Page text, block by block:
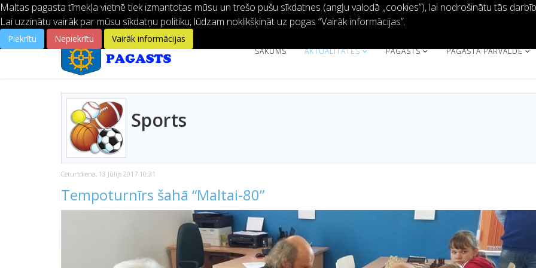
SĀKUMS AKTUALITĀTES PAGASTS PAGASTA PĀRVALDE
Sports
Ceturtdiena, 13 Jūlijs 2017 10:31
Tempoturnīrs šahā “Maltai-80”
Maltas pagasta tīmekļa vietnē tiek izmantotas mūsu un trešo pušu sīkdatnes (angļu valodā „cookies”), lai nodrošinātu tās
Lai uzzinātu vairāk par mūsu sīkdatņu politiku, lūdzam noklikšķināt uz pogas “Vairāk informācijas”.
Piekrītu Nepiekrītu Vairāk informācijas